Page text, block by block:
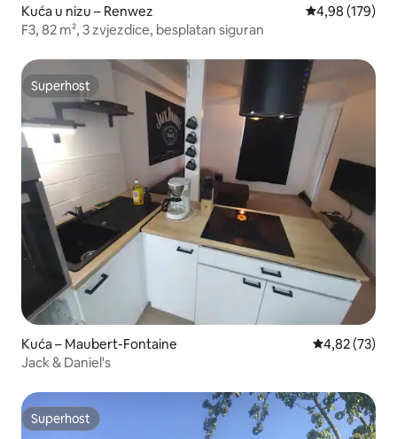
Kuća u nizu – Renwez Prosječna
4,98 (179)
F3, 82 m², 3 zvjezdice, besplatan siguran
Superhost
Superhost
Kuća – Maubert-Fontaine Prosječna
4,82 (73)
Jack & Daniel's
Superhost
Superhost